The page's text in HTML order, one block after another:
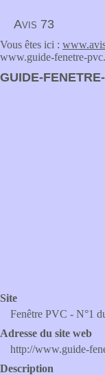
Avis 73
Vous êtes ici :
www.guide-fenetre-
GUIDE-
Site
Fenêtre PVC - N°1
Adresse du site web
http://www.guide-
Description